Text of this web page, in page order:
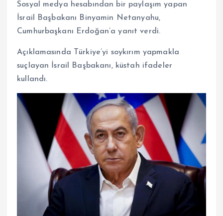
Sosyal medya hesabından bir paylaşım yapan
İsrail Başbakanı Binyamin Netanyahu,
Cumhurbaşkanı Erdoğan’a yanıt verdi.
Açıklamasında Türkiye’yi soykırım yapmakla
suçlayan İsrail Başbakanı, küstah ifadeler
kullandı.